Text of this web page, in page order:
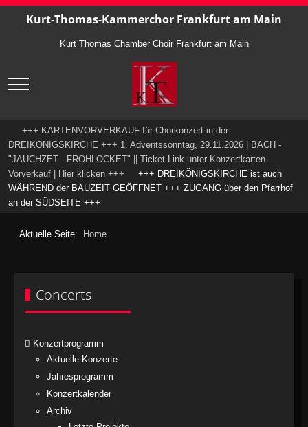
Kurt-Thomas-Kammerchor Frankfurt am Main
Kurt Thomas Chamber Choir Frankfurt am Main
Mobile Menu Toggle
+++ KARTENVORVERKAUF für Chorkonzert in der
DREIKÖNIGSKIRCHE +++ 1. Adventssonntag, 29.11.2026 | BACH -
"JAUCHZET - FROHLOCKET" || Ticket-Link unter Konzertkarten-
Vorverkauf | Hier klicken +++ +++ DREIKÖNIGSKIRCHE ist auch
WÄHREND der BAUZEIT GEÖFFNET +++ ZUGANG über den Pfarrhof
an der SÜDSEITE +++
Aktuelle Seite: Home
Concerts
Konzertprogramm
Aktuelle Konzerte
Jahresprogramm
Konzertkalender
Archiv